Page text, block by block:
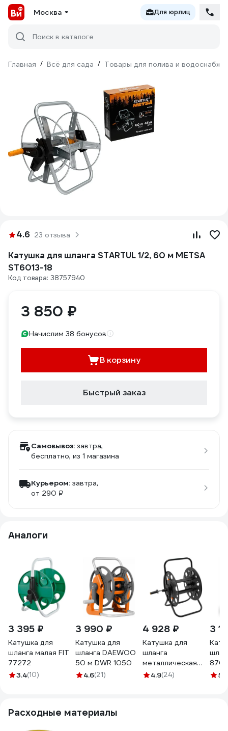
Москва Для юрлиц
Поиск в каталоге
Главная / Всё для сада / Товары для полива и
4.6 23 отзыва
Катушка для шланга STARTUL 1/2, 60 м METSA
ST6013-18
Код товара: 38757940
3 850 ₽
Начислим 38 бонусов
В корзину
Быстрый заказ
Самовывоз: завтра,
бесплатно, из 1 магазина
Курьером: завтра,
от 290 ₽
Аналоги
3 395 ₽
Катушка для
шланга малая FIT
77272
3.4(10)
3 990 ₽
Катушка для
шланга DAEWOO
50 м DWR 1050
4.6(21)
4 928 ₽
Катушка для
шланга
металлическая
переносная
4.9(24)
3
870
5
Расходные материалы